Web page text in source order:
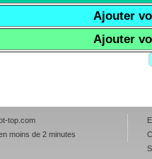
Ajouter
Ajouter
top.com
moins de 2 minutes